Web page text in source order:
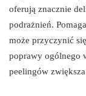
oferują znacznie
podrażnień.
może przyczynić
poprawy ogólnego
peelingów